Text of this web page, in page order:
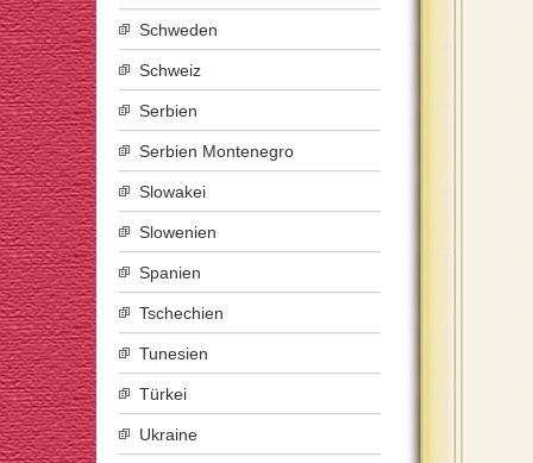
Schweden
Schweiz
Serbien
Serbien Montenegro
Slowakei
Slowenien
Spanien
Tschechien
Tunesien
Türkei
Ukraine